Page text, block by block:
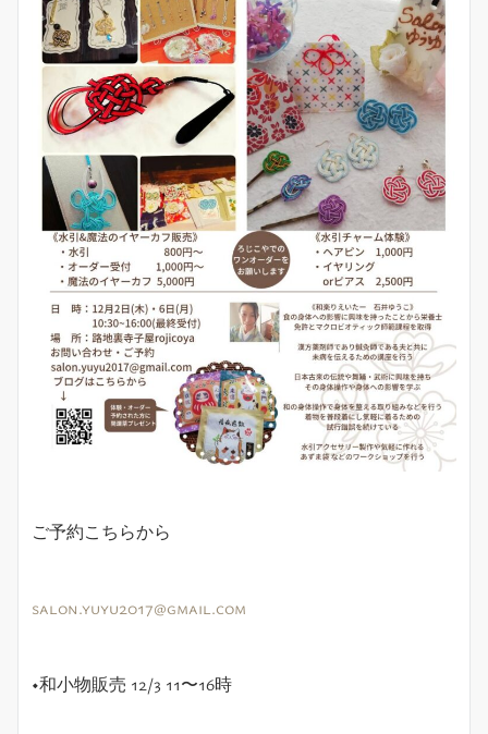
ご予約こちらから
salon.yuyu2017@gmail.com
◆和小物販売 12/3 11〜16時